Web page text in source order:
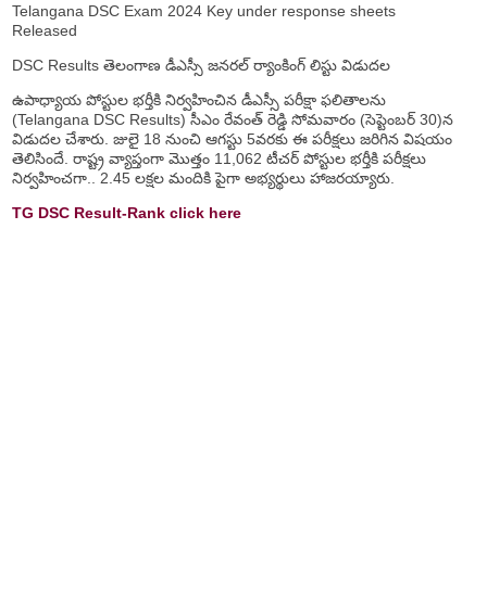
Telangana DSC Exam 2024 Key under response sheets
Released
DSC Results తెలంగాణ డీఎస్సీ జనరల్ ర్యాంకింగ్ లిస్టు విడుదల
ఉపాధ్యాయ పోస్టుల భర్తీకి నిర్వహించిన డీఎస్సీ పరీక్షా ఫలితాలను
(Telangana DSC Results) సీఎం రేవంత్ రెడ్డి సోమవారం (సెప్టెంబర్ 30)న
విడుదల చేశారు. జులై 18 నుంచి ఆగస్టు 5వరకు ఈ పరీక్షలు జరిగిన విషయం
తెలిసిందే. రాష్ట్ర వ్యాప్తంగా మొత్తం 11,062 టీచర్ పోస్టుల భర్తీకి పరీక్షలు
నిర్వహించగా.. 2.45 లక్షల మందికి పైగా అభ్యర్థులు హాజరయ్యారు.
TG DSC Result-Rank click here